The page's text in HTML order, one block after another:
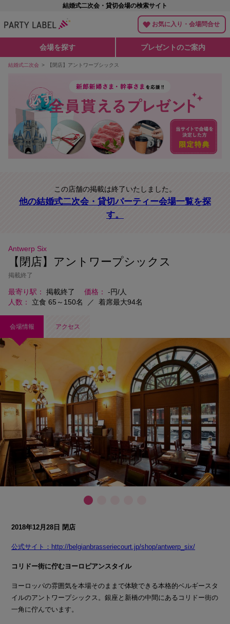
結婚式二次会・貸切会場の検索サイト
お気に入り・会場問合せ
会場を探す プレゼントのご案内
結婚式二次会 【閉店】アントワープシックス
この店舗の掲載は終了いたしました。
他の結婚式二次会・貸切パーティー会場一覧を探
す。
Antwerp Six
【閉店】アントワープシックス
掲載終了
最寄り駅 掲載終了 価格
-円/人
人数
立食 65～150名 ／ 着席最大94名
会場情報 アクセス
2018年12月28日 閉店
公式サイト：http://belgianbrasseriecourt.jp/shop/antwerp_six/
コリドー街に佇むヨーロピアンスタイル
ヨーロッパの雰囲気を本場そのままで体験できる本格的ベルギースタ
イルのアントワープシックス。銀座と新橋の中間にあるコリドー街の
一角に佇んでいます。